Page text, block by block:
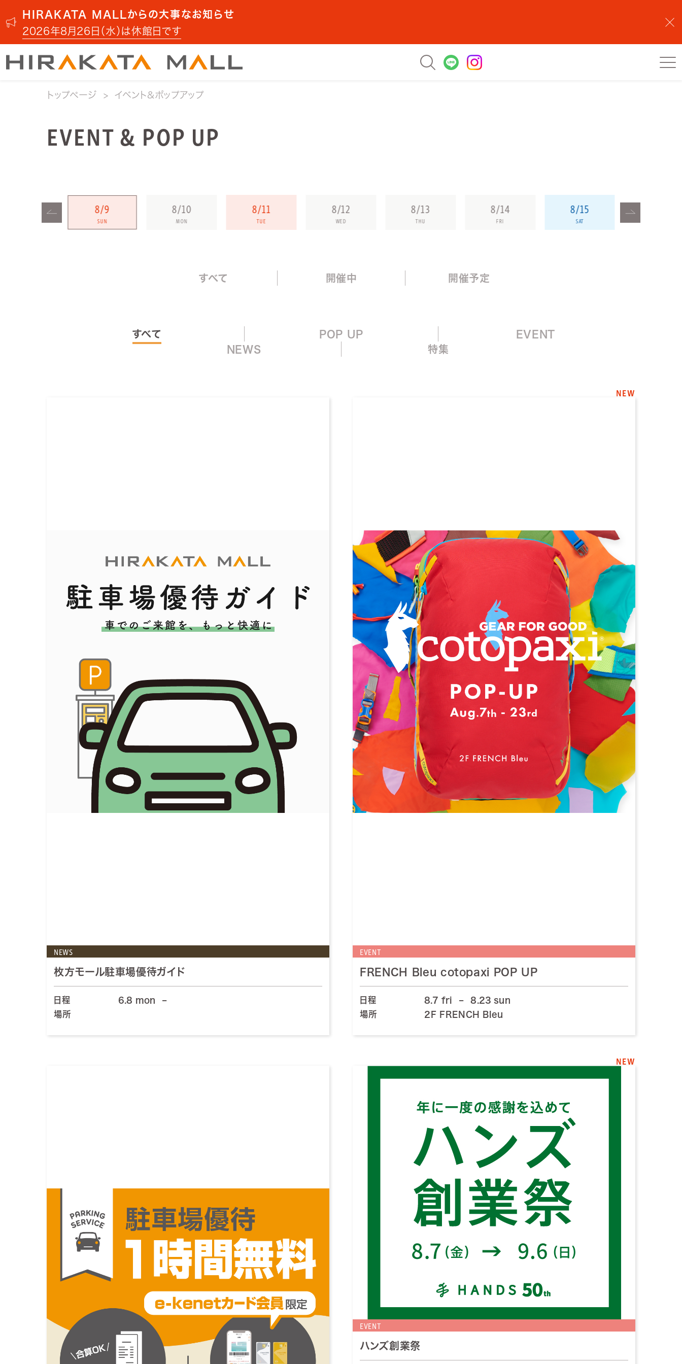
HIRAKATA MALLからの大事なお知らせ
2026年8月26日（水）は休館日です
トップページ イベント&ポップアップ
EVENT & POP UP
8/9
SUN
8/10
MON
8/11
TUE
8/12
WED
8/13
THU
8/14
FRI
8/15
SAT
すべて 開催中 開催予定
すべて POP UP
EVENT
NEWS
特集
NEWS
枚方モール駐車場優待ガイド
日程 6.8 mon
–
場所
NEW
EVENT
FRENCH Bleu cotopaxi POP UP
日程 8.7 fri –
8.23 sun
場所
2F FRENCH Bleu
NEW
EVENT
ハンズ創業祭